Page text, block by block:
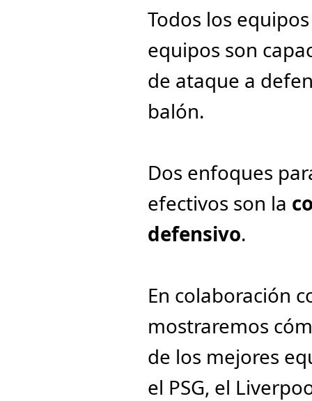
Todos los
equipos son
de ataque a
balón.
Dos enfoques
efectivos son la
defensivo.
En colaboración
mostraremos
de los mejores
el PSG, el